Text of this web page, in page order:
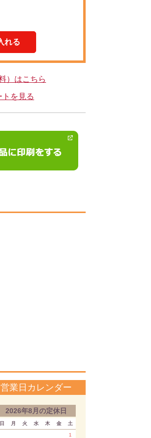
）はこちら
を見る
営業日カレンダー
2026年8月の定休日
日 月 火 水 木 金 土
1